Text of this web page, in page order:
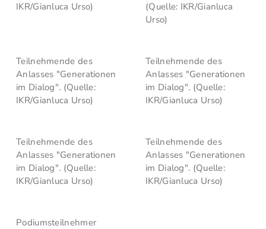
IKR/Gianluca Urso)
(Quelle: IKR/Gianluca
Urso)
Teilnehmende des
Anlasses "Generationen
im Dialog". (Quelle:
IKR/Gianluca Urso)
Teilnehmende des
Anlasses "Generationen
im Dialog". (Quelle:
IKR/Gianluca Urso)
Teilnehmende des
Anlasses "Generationen
im Dialog". (Quelle:
IKR/Gianluca Urso)
Teilnehmende des
Anlasses "Generationen
im Dialog". (Quelle:
IKR/Gianluca Urso)
Podiumsteilnehmer